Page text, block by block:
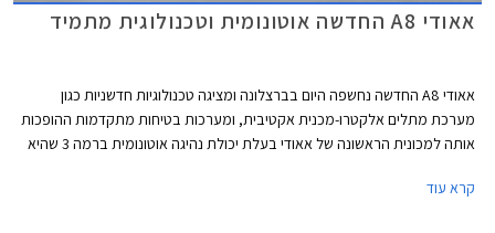
אאודי A8 החדשה אוטונומית וטכנולוגית מתמיד
אאודי A8 החדשה נחשפה היום בברצלונה ומציגה טכנולוגיות חדשניות כגון
מערכת מתלים אלקטרו-מכנית אקטיבית, ומערכות בטיחות מתקדמות ההופכות
אותה למכונית הראשונה של אאודי בעלת יכולת נהיגה אוטונומית ברמה 3 שהיא
קרא עוד